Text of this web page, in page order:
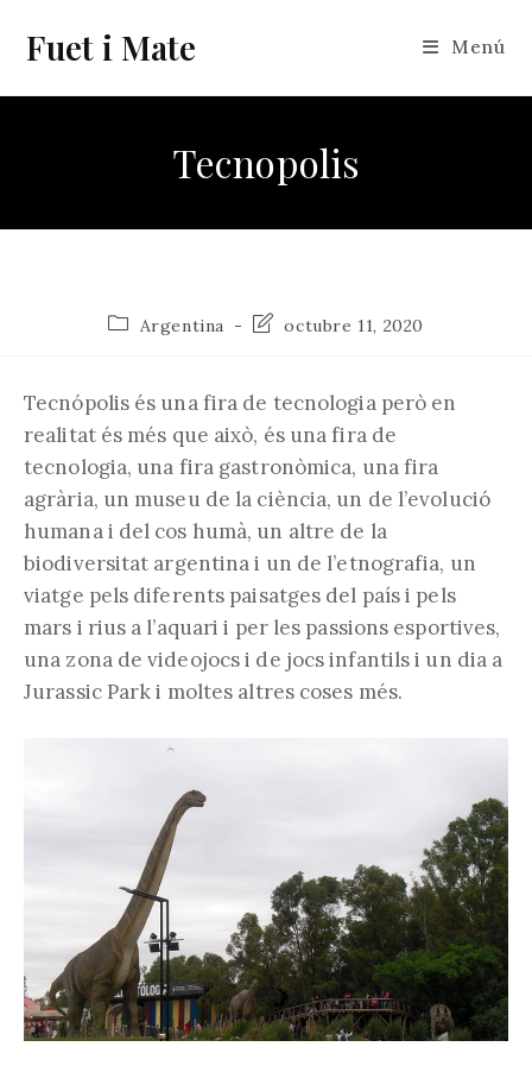
contingut
Fuet i Mate Menú
Tecnopolis
Categoria
Argentina
Última
l'entrada:
octubre 11, 2020
Tecnópolis és una fira de tecnologia però en
realitat és més que això, és una fira de
tecnologia, una fira gastronòmica, una fira
agrària, un museu de la ciència, un de l’evolució
humana i del cos humà, un altre de la
biodiversitat argentina i un de l’etnografia, un
viatge pels diferents paisatges del país i pels
mars i rius a l’aquari i per les passions esportives,
una zona de videojocs i de jocs infantils i un dia a
Jurassic Park i moltes altres coses més.